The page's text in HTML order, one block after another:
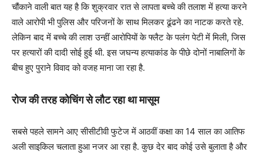
चौंकाने वाली बात यह है कि शुक्रवार रात से लापता बच्चे की तलाश में हत्या करने
वाले आरोपी भी पुलिस और परिजनों के साथ मिलकर ढूंढने का नाटक करते रहे.
लेकिन बाद में बच्चे की लाश उन्हीं आरोपियों के फ्लैट के पलंग पेटी में मिली, जिस
पर हत्यारों की दादी सोई हुई थी. इस जघन्य हत्याकांड के पीछे दोनों नाबालिगों के
बीच हुए पुराने विवाद को वजह माना जा रहा है.
रोज की तरह कोचिंग से लौट रहा था मासूम
सबसे पहले सामने आए सीसीटीवी फुटेज में आठवीं कक्षा का 14 साल का आतिफ
अली साइकिल चलाता हुआ नजर आ रहा है. कुछ देर बाद कोई उसे बुलाता है और